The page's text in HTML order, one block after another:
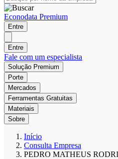
Econodata Premium
Entre
Entre
Fale com um especialista
Solução Premium
Porte
Mercados
Ferramentas Gratuitas
Materiais
Sobre
Início
Consulta Empresa
PEDRO MATHEUS